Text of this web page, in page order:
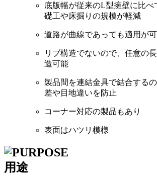
底版幅が従来のL型擁壁に比べ
礎工や床掘りの規模が軽減
道路が曲線であっても適用が
リブ構造でないので、任意の
造可能
製品間を連結金具で結合する
差や目地違いを防止
コーナー対応の製品もあり
表面はハツリ模様
用途